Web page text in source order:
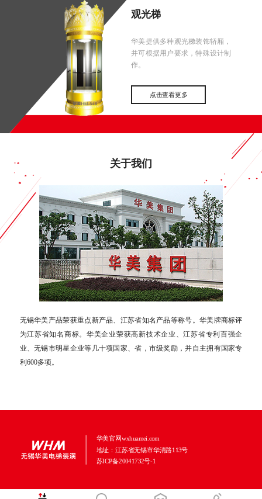
观光梯
华美提供多种观光梯装饰轿厢，
并可根据用户要求，特殊设计制
作。
点击查看更多
关于我们
无锡华美产品荣获重点新产品、江苏省知名产品等称号。华美牌商标评
为江苏省知名商标。华美企业荣获高新技术企业、江苏省专利百强企
业、无锡市明星企业等几十项国家、省，市级奖励，并自主拥有国家专
利600多项。
华美官网wxhuamei.com
地址：江苏省无锡市华清路113号
苏ICP备20041732号-1